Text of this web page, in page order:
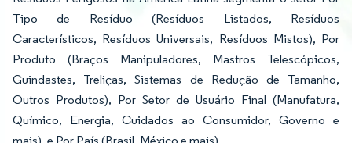
Tipo de Resíduo (Resíduos Listados, Resíduos
Característicos, Resíduos Universais, Resíduos Mistos), Por
Produto (Braços Manipuladores, Mastros Telescópicos,
Guindastes, Treliças, Sistemas de Redução de Tamanho,
Outros Produtos), Por Setor de Usuário Final (Manufatura,
Químico, Energia, Cuidados ao Consumidor, Governo e